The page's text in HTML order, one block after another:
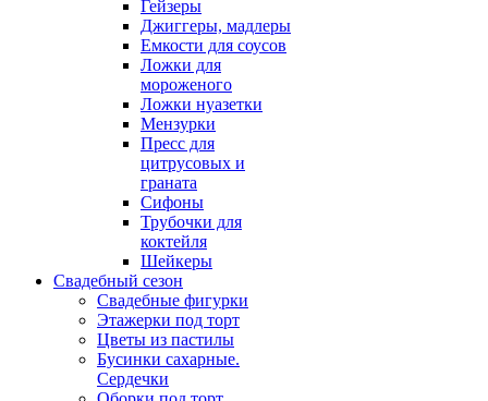
Гейзеры
Джиггеры, мадлеры
Емкости для соусов
Ложки для
мороженого
Ложки нуазетки
Мензурки
Пресс для
цитрусовых и
граната
Сифоны
Трубочки для
коктейля
Шейкеры
Свадебный сезон
Свадебные фигурки
Этажерки под торт
Цветы из пастилы
Бусинки сахарные.
Сердечки